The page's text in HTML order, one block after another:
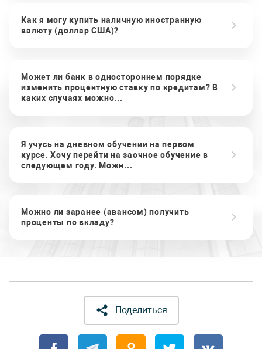
Как я могу купить наличную иностранную
валюту (доллар США)?
Может ли банк в одностороннем порядке
изменить процентную ставку по кредитам? В
каких случаях можно...
Я учусь на дневном обучении на первом
курсе. Хочу перейти на заочное обучение в
следующем году. Можн...
Можно ли заранее (авансом) получить
проценты по вкладу?
Поделиться